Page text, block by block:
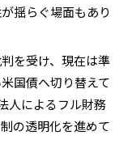
揺らぐ場面もあり
を受け、現在は準
国債へ切り替えて
人によるフル財務
の透明化を進めて